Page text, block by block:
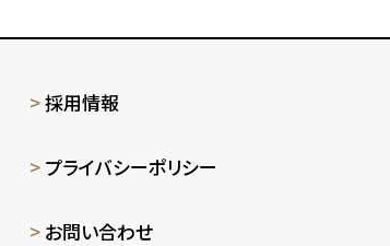
採用情報
プライバシーポリシー
お問い合わせ